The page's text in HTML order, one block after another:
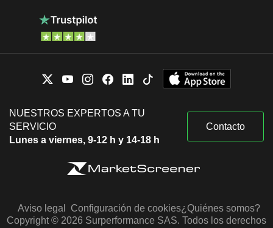
NUESTROS EXPERTOS A TU
SERVICIO
Lunes a viernes, 9-12 h y 14-18 h
Contacto
Aviso legal Configuración de cookies¿Quiénes somos?
Copyright © 2026 Surperformance SAS. Todos los derechos